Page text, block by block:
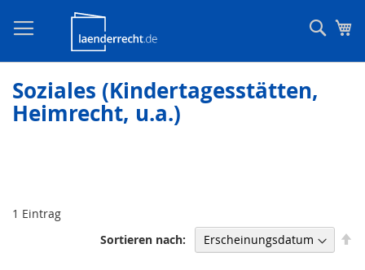
Soziales (Kindertagesstätten,
Heimrecht, u.a.)
1 Eintrag
Sortieren nach